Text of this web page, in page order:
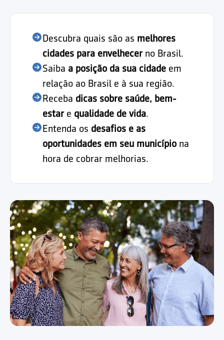
Descubra quais são as melhores
cidades para envelhecerno Brasil.
Saiba a posição da sua cidade em
relação ao Brasil e à sua região.
Receba dicas sobre saúde, bem-
estare qualidade de vida.
Entenda os desafios e as
oportunidades em seu município na
hora de cobrar melhorias.